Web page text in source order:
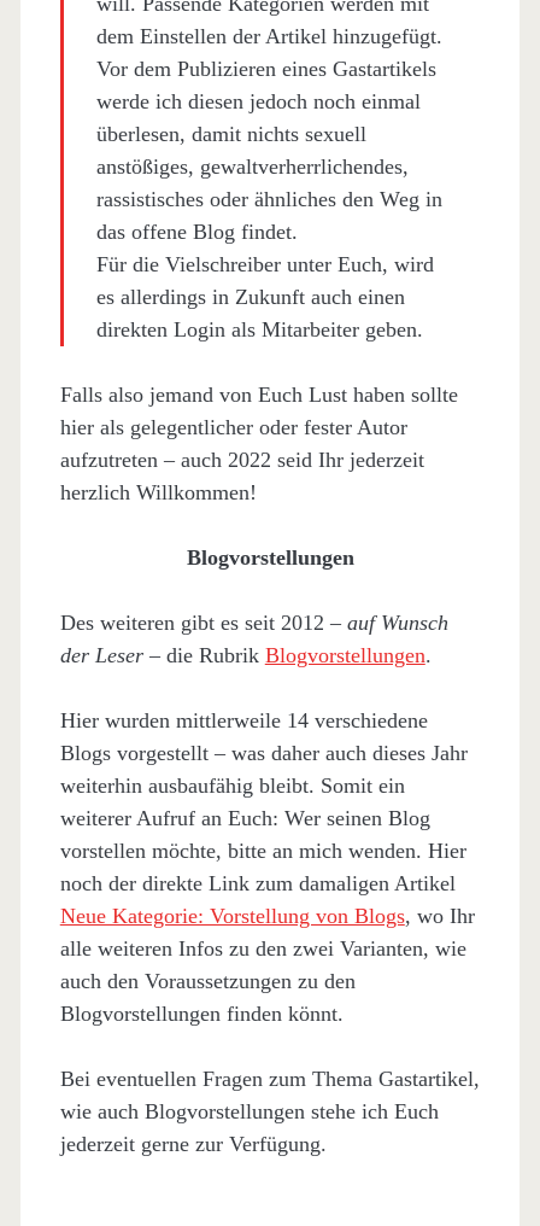
dem Einstellen der Artikel hinzugefügt.
Vor dem Publizieren eines Gastartikels
werde ich diesen jedoch noch einmal
überlesen, damit nichts sexuell
anstößiges, gewaltverherrlichendes,
rassistisches oder ähnliches den Weg in
das offene Blog findet.
Für die Vielschreiber unter Euch, wird
es allerdings in Zukunft auch einen
direkten Login als Mitarbeiter geben.
Falls also jemand von Euch Lust haben sollte
hier als gelegentlicher oder fester Autor
aufzutreten – auch 2022 seid Ihr jederzeit
herzlich Willkommen!
Blogvorstellungen
Des weiteren gibt es seit 2012 – auf Wunsch
der Leser – die Rubrik Blogvorstellungen.
Hier wurden mittlerweile 14 verschiedene
Blogs vorgestellt – was daher auch dieses Jahr
weiterhin ausbaufähig bleibt. Somit ein
weiterer Aufruf an Euch: Wer seinen Blog
vorstellen möchte, bitte an mich wenden. Hier
noch der direkte Link zum damaligen Artikel
Neue Kategorie: Vorstellung von Blogs, wo Ihr
alle weiteren Infos zu den zwei Varianten, wie
auch den Voraussetzungen zu den
Blogvorstellungen finden könnt.
Bei eventuellen Fragen zum Thema Gastartikel,
wie auch Blogvorstellungen stehe ich Euch
jederzeit gerne zur Verfügung.